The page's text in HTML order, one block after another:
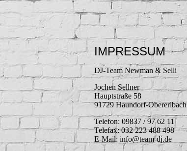
IMPRESSUM
DJ-Team Newman & Selli
Jochen Sellner
Hauptstraße 58
91729 Haundorf-Obererlbach
Telefon: 09837 / 97 62 11
Telefax: 032 223 488 498
E-Mail: info@team-dj.de